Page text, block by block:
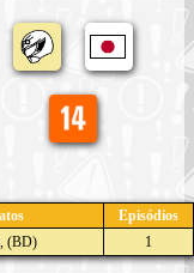
Episódios
(BD) 1